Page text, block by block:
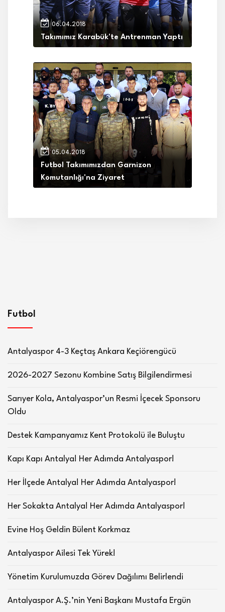
06.04.2018
Takımımız Karabük'te Antrenman Yaptı
05.04.2018
Futbol Takımımızdan Garnizon
Komutanlığı'na Ziyaret
Futbol
Antalyaspor 4-3 Keçtaş Ankara Keçiörengücü
2026-2027 Sezonu Kombine Satış Bilgilendirmesi
Sarıyer Kola, Antalyaspor’un Resmi İçecek Sponsoru
Oldu
Destek Kampanyamız Kent Protokolü ile Buluştu
Kapı Kapı Antalya! Her Adımda Antalyaspor!
Her İlçede Antalya! Her Adımda Antalyaspor!
Her Sokakta Antalya! Her Adımda Antalyaspor!
Evine Hoş Geldin Bülent Korkmaz
Antalyaspor Ailesi Tek Yürek!
Yönetim Kurulumuzda Görev Dağılımı Belirlendi
Antalyaspor A.Ş.’nin Yeni Başkanı Mustafa Ergün